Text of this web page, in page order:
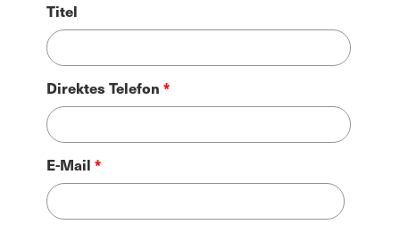
Titel
Direktes Telefon
E-Mail